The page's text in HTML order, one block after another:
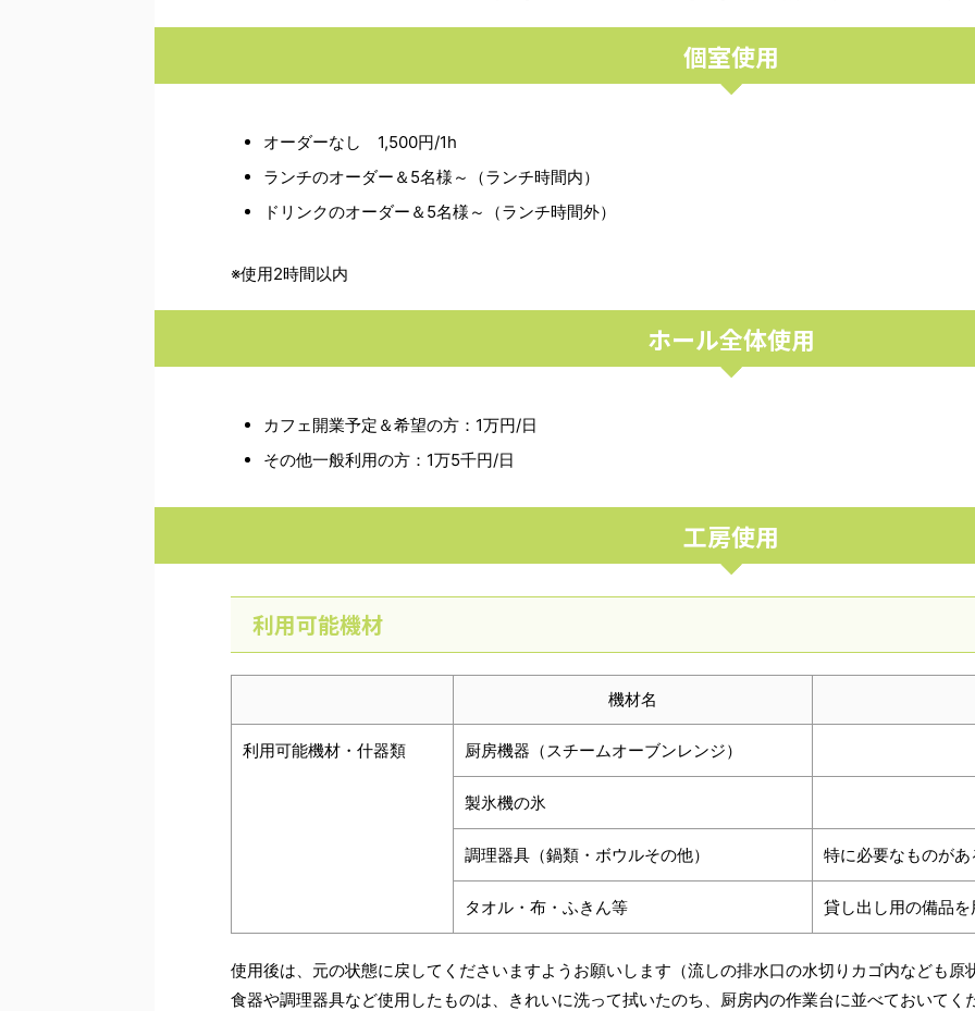
個室使用
オーダーなし 1,500円/1h
ランチのオーダー＆5名様～（ランチ時間内）
ドリンクのオーダー＆5名様～（ランチ時間外）
※使用2時間以内
ホール全体使用
カフェ開業予定＆希望の方：1万円/日
その他一般利用の方：1万5千円/日
工房使用
利用可能機材
機材名
利用可能機材・什器類 厨房機器（スチームオーブンレンジ）
製氷機の氷
調理器具（鍋類・ボウルその他） 特に必要なものが
タオル・布・ふきん等 貸し出し用の備品
使用後は、元の状態に戻してくださいますようお願いします（流しの排水口の水切りカゴ内なども原
食器や調理器具など使用したものは、きれいに洗って拭いたのち、厨房内の作業台に並べておいてく